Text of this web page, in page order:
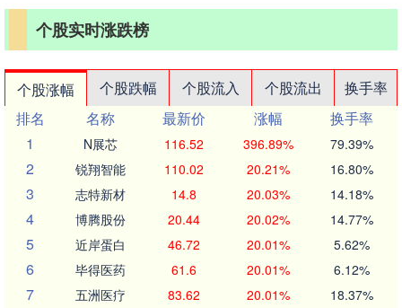
个股实时涨跌榜
个股涨幅 个股跌幅 个股流入 个股流出
换手率
排名
名称 最新价 涨幅
换手率
1
N展芯 116.52 396.89% 79.39%
2 锐翔智能 110.02 20.21% 16.80%
3 志特新材 14.8 20.03% 14.18%
4 博腾股份 20.44 20.02% 14.77%
5 近岸蛋白 46.72 20.01% 5.62%
6 毕得医药 61.6 20.01% 6.12%
7 五洲医疗 83.62 20.01% 18.37%